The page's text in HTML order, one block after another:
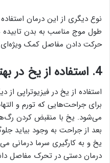
نوع دیگری از این درمان
طول موج مناسب به بدن
حرکت دادن مفاصل کمک
4. استفاده از یخ در ب
استفاده از یخ در فیزیوتراپی
برای جراحت‌هایی که تورم و
می‌شود. یخ با منقبض کردن
بعد از جراحت به وجود بیاید
یخ و به کارگیری سرما درمانی
درمان دستی در تحرک مفاصل